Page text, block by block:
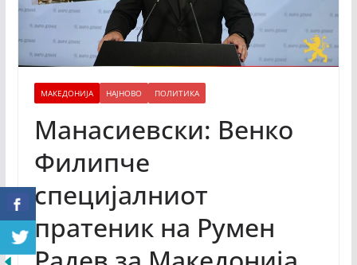
МАКЕДОНИЈА НАЈНОВО ПОЛИТИКА
Манасиевски: Венко
Филипче
специјалниот
пратеник на Румен